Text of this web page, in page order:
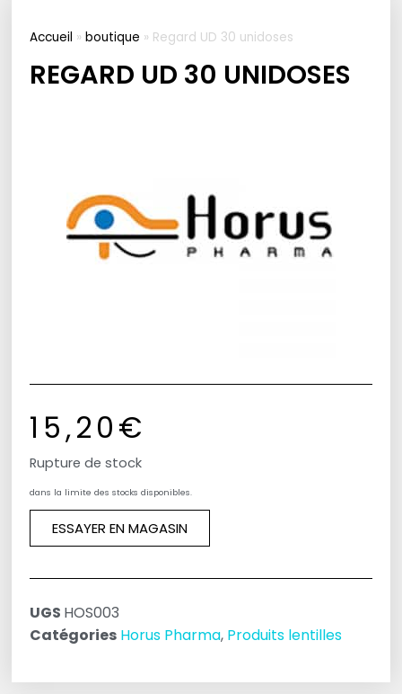
Accueil »boutique » Regard UD 30 unidoses
REGARD UD 30 UNIDOSES
15,20€
Rupture de stock
dans la limite des stocks disponibles.
ESSAYER EN MAGASIN
UGS HOS003
Catégories Horus Pharma, Produits lentilles